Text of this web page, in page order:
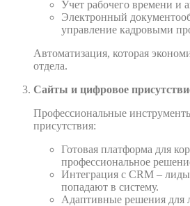
Учет рабочего времени и
Электронный
управление кадровыми
Автоматизация, которая
отдела.
Сайты и цифровое
Профессиональные
присутствия:
Готовая платформа для
профессиональное
Интеграция с CRM –
попадают в систему.
Адаптивные решения для